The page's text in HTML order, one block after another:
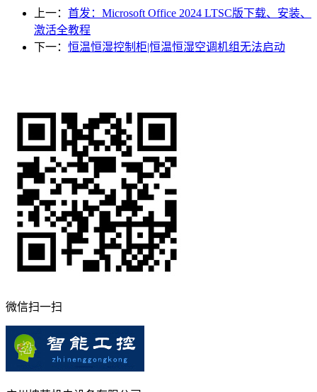
上一： 首发：Microsoft Office 2024 LTSC版下载、安装、
激活全教程
下一： 恒温恒湿控制柜|恒温恒湿空调机组无法启动
微信扫一扫